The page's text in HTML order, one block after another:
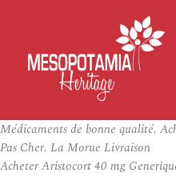
Médicaments de bonne qualité.
Pas Cher. La Morue Livraison
Acheter Aristocort 40 mg